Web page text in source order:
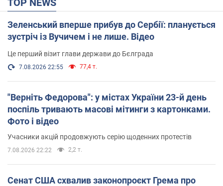
Зеленський вперше прибув до Сербії: планується
зустріч із Вучичем і не лише. Відео
Це перший візит глави держави до Бєлграда
7.08.2026 22:55 77,4 т.
"Верніть Федорова": у містах України 23-й день
поспіль тривають масові мітинги з картонками.
Фото і відео
Учасники акцій продовжують серію щоденних протестів
7.08.2026 22:22 2,2 т.
Сенат США схвалив законопроєкт Грема про